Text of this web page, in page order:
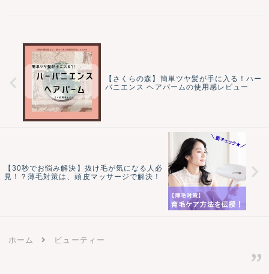
【さくらの森】簡単ツヤ髪が手に入る！ハー
バニエンス ヘアバームの使用感レビュー
【30秒でお悩み解決】抜け毛が気になる人必
見！？薄毛対策は、頭皮マッサージで解決！
ホーム ビューティー